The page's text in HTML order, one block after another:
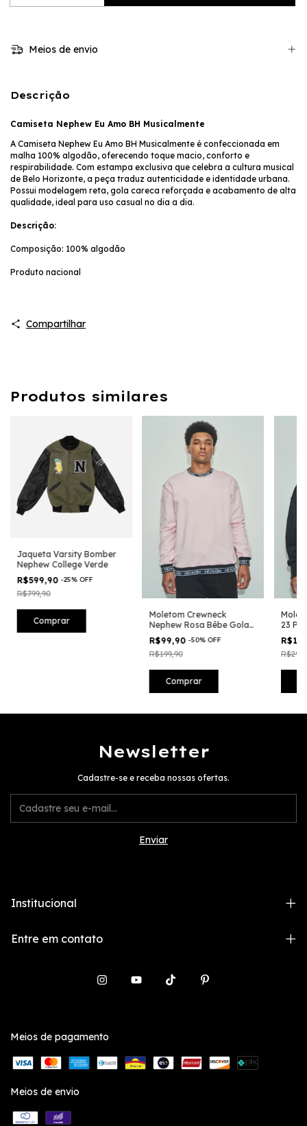
Meios de envio
Descrição
Camiseta Nephew Eu Amo BH Musicalmente
A Camiseta Nephew Eu Amo BH Musicalmente é confeccionada em
malha 100% algodão, oferecendo toque macio, conforto e
respirabilidade. Com estampa exclusiva que celebra a cultura musical
de Belo Horizonte, a peça traduz autenticidade e identidade urbana.
Possui modelagem reta, gola careca reforçada e acabamento de alta
qualidade, ideal para uso casual no dia a dia.
Descrição:
Composição: 100% algodão
Produto nacional
Compartilhar
Produtos similares
Jaqueta Varsity Bomber
Nephew College Verde
R$599,90-25% OFF
R$799,90
Comprar
Moletom Crewneck
Nephew Rosa Bêbe Gola
Bordada
R$99,90-50% OFF
R$199,90
Comprar
23
Newsletter
Cadastre-se e receba nossas ofertas.
Institucional
Entre em contato
Meios de pagamento
Meios de envio